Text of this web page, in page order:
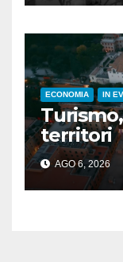
ECONOMIA IN
territori
AGO 6, 2026